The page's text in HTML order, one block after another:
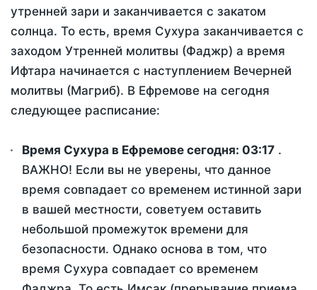
утренней зари и заканчивается с закатом
солнца. То есть, время Сухура заканчивается с
заходом Утренней молитвы (Фаджр) а время
Ифтара начинается с наступлением Вечерней
молитвы (Магриб). В Ефремове на сегодня
следующее расписание:
Время Сухура в Ефремове сегодня: 03:17 .
ВАЖНО! Если вы не уверены, что данное
время совпадает со временем истинной зари
в вашей местности, советуем оставить
небольшой промежуток времени для
безопасности. Однако основа в том, что
время Сухура совпадает со временем